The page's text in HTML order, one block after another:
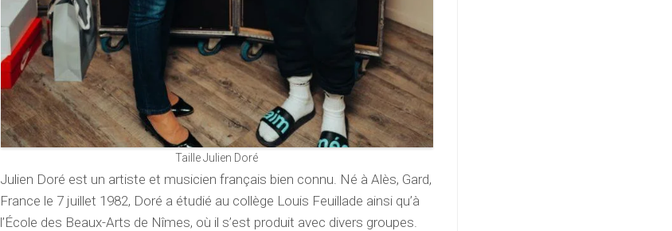
Taille Julien Doré
Julien Doré est un artiste et musicien français bien connu. Né à Alès, Gard,
France le 7 juillet 1982, Doré a étudié au collège Louis Feuillade ainsi qu’à
l’École des Beaux-Arts de Nîmes, où il s’est produit avec divers groupes.